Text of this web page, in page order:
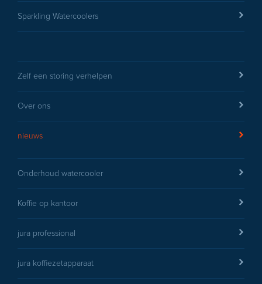
Sparkling Watercoolers
Zelf een storing verhelpen
Over ons
nieuws
Onderhoud watercooler
Koffie op kantoor
jura professional
jura koffiezetapparaat